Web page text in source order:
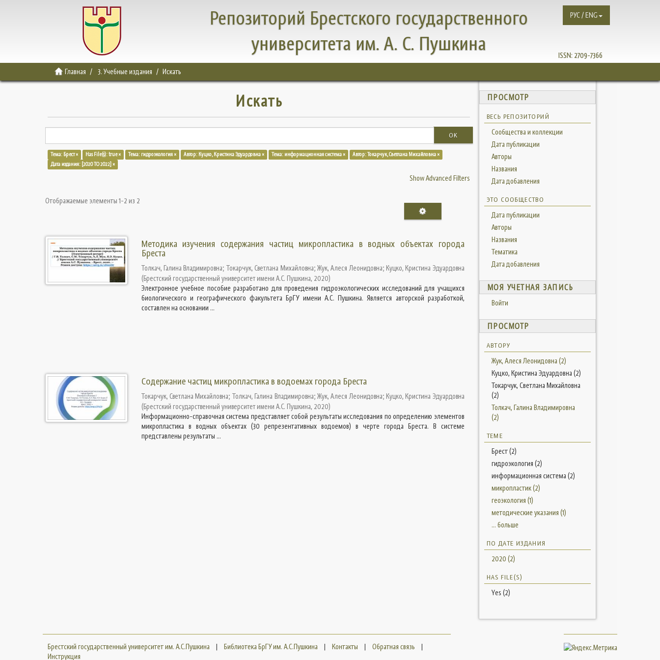
Репозиторий Брестского государственного
университета им. А. С. Пушкина
ISSN: 2709-7366
РУС / ENG
Главная 3. Учебные издания Искать
Искать
OK
Тема: Брест × Has File(s): true × Тема: гидроэкология × Автор: Куцко, Кристина Эдуардовна × Тема: информационная система ×
Автор: Токарчук, Светлана Михайловна ×
Дата издания: [2020 TO 2022] ×
Show Advanced Filters
Отображаемые элементы 1-2 из 2
Методика изучения содержания частиц микропластика в водных объектах города
Бреста
Толкач, Галина Владимировна; Токарчук, Светлана Михайловна; Жук, Алеся Леонидовна; Куцко, Кристина Эдуардовна
(Брестский государственный университет имени А.С. Пушкина, 2020)
Электронное учебное пособие разработано для проведения гидроэкологических исследований для учащихся
биологического и географического факультета БрГУ имени А.С. Пушкина. Является авторской разработкой,
составлен на основании ...
Содержание частиц микропластика в водоемах города Бреста
Токарчук, Светлана Михайловна; Толкач, Галина Владимировна; Жук, Алеся Леонидовна; Куцко, Кристина Эдуардовна
(Брестский государственный университет имени А.С. Пушкина, 2020)
Информационно-справочная система представляет собой результаты исследования по определению элементов
микропластика в водных объектах (30 репрезентативных водоемов) в черте города Бреста. В системе
представлены результаты ...
ПРОСМОТР
ВЕСЬ РЕПОЗИТОРИЙ
Сообщества и коллекции
Дата публикации
Авторы
Названия
Дата добавления
ЭТО СООБЩЕСТВО
Дата публикации
Авторы
Названия
Тематика
Дата добавления
МОЯ УЧЕТНАЯ ЗАПИСЬ
Войти
ПРОСМОТР
АВТОРУ
Жук, Алеся Леонидовна (2)
Куцко, Кристина Эдуардовна (2)
Токарчук, Светлана Михайловна
(2)
Толкач, Галина Владимировна
(2)
ТЕМЕ
Брест (2)
гидроэкология (2)
информационная система (2)
микропластик (2)
геоэкология (1)
методические указания (1)
... больше
ПО ДАТЕ ИЗДАНИЯ
2020 (2)
HAS FILE(S)
Yes (2)
Брестский государственный университет им. А.С.Пушкина | Библиотека БрГУ им. А.С.Пушкина | Контакты | Обратная связь
|
Инструкция